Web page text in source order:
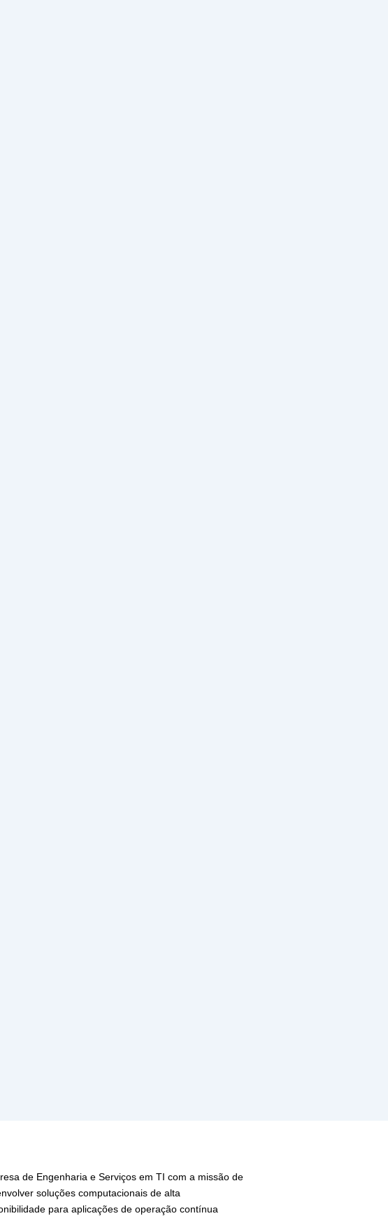
de Engenharia e Serviços em TI com a missão de
soluções computacionais de alta
para aplicações de operação contínua